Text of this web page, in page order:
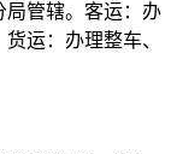
局管辖。客运：办
运：办理整车、